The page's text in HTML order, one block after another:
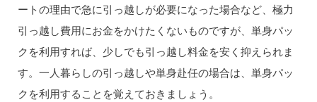
ートの理由で急に引っ越しが必要になった場合など、極力
引っ越し費用にお金をかけたくないものですが、単身パッ
クを利用すれば、少しでも引っ越し料金を安く抑えられま
す。一人暮らしの引っ越しや単身赴任の場合は、単身パッ
クを利用することを覚えておきましょう。